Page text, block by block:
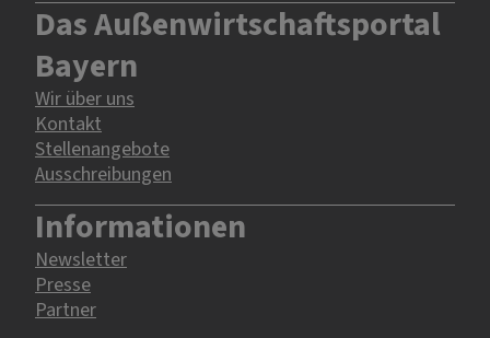
Das Außenwirtschaftsportal
Bayern
Wir über uns
Kontakt
Stellenangebote
Ausschreibungen
Informationen
Newsletter
Presse
Partner